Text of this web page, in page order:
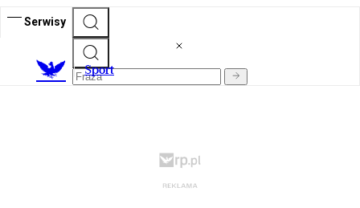
Serwisy
Sport